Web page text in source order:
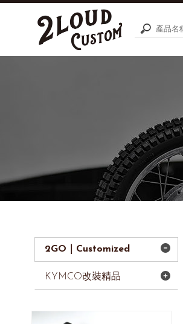
2GO｜Customized
KYMCO改裝精品